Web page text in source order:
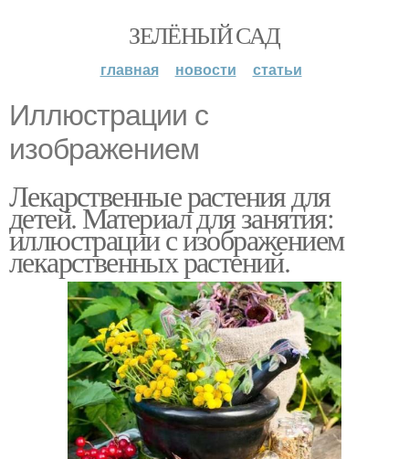
ЗЕЛЁНЫЙ САД
главная новости статьи
Иллюстрации с
изображением
Лекарственные растения для
детей. Материал для занятия:
иллюстрации с изображением
лекарственных растений.